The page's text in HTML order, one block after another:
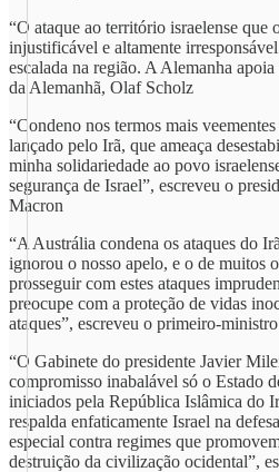
“O ataque ao território israelense que
injustificável e altamente
escalada na região. A Alemanha
da Alemanhã, Olaf Scholz
“Condeno nos termos mais
lançado pelo Irã, que ameaça
minha solidariedade ao povo
segurança de Israel”, escreveu o
Macron
“A Austrália condena os ataques do
ignorou o nosso apelo, e o de muitos
prosseguir com estes ataques
preocupe com a proteção de vidas
ataques”, escreveu o primeiro-
“O Gabinete do presidente Javier
compromisso inabalável só o Estado
iniciados pela República Islâmica do
respalda enfaticamente Israel na
especial contra regimes que
destruição da civilização ocidental”,